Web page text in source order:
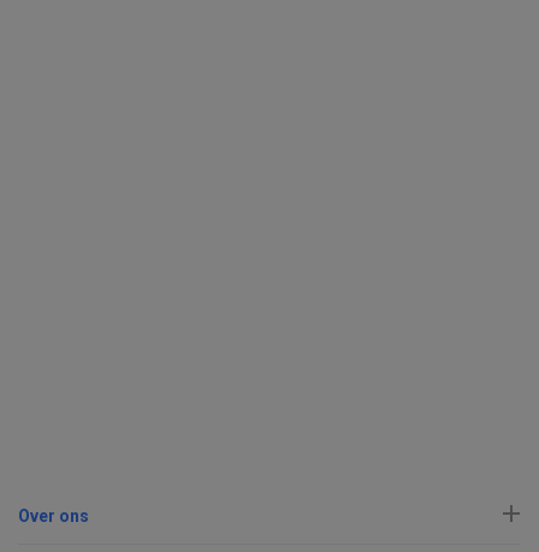
Over ons